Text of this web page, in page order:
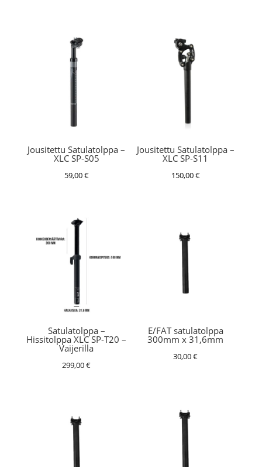
Jousitettu Satulatolppa –
XLC SP-S05
59,00€
Jousitettu Satulatolppa –
XLC SP-S11
150,00€
Satulatolppa –
Hissitolppa XLC SP-T20 –
Vaijerilla
299,00€
E/FAT satulatolppa
300mm x 31,6mm
30,00€